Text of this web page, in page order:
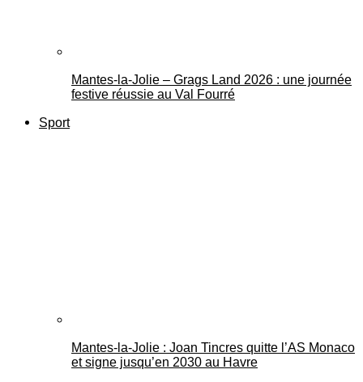
Mantes-la-Jolie – Grags Land 2026 : une journée
festive réussie au Val Fourré
Sport
Mantes-la-Jolie : Joan Tincres quitte l’AS Monaco
et signe jusqu’en 2030 au Havre